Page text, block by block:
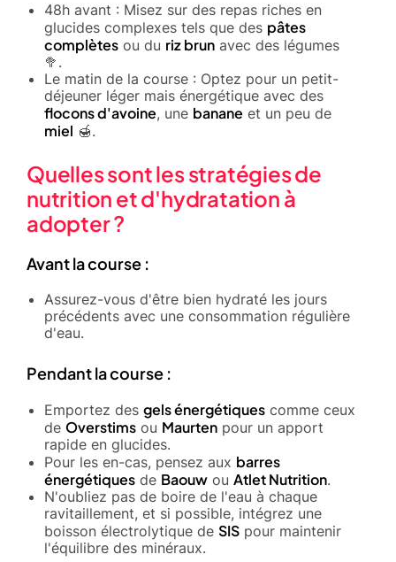
48h avant : Misez sur des repas riches en
glucides complexes tels que des pâtes
complètes ou du riz brun avec des légumes
🥦.
Le matin de la course : Optez pour un petit-
déjeuner léger mais énergétique avec des
flocons d'avoine, une banane et un peu de
miel 🍯.
Quelles sont les stratégies de
nutrition et d'hydratation à
adopter ?
Avant la course :
Assurez-vous d'être bien hydraté les jours
précédents avec une consommation régulière
d'eau.
Pendant la course :
Emportez des gels énergétiques comme ceux
de Overstims ou Maurten pour un apport
rapide en glucides.
Pour les en-cas, pensez aux barres
énergétiques de Baouw ou Atlet Nutrition.
N'oubliez pas de boire de l'eau à chaque
ravitaillement, et si possible, intégrez une
boisson électrolytique de SIS pour maintenir
l'équilibre des minéraux.